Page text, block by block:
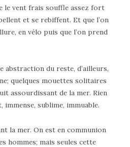
le vent frais souffle assez fort
et se rebiffent. Et que l’on
en vélo puis que l’on prend
abstraction du reste, d’ailleurs,
quelques mouettes solitaires
assourdissant de la mer. Rien
sublime, immuable.
la mer. On est en communion
hommes; mais seules cette